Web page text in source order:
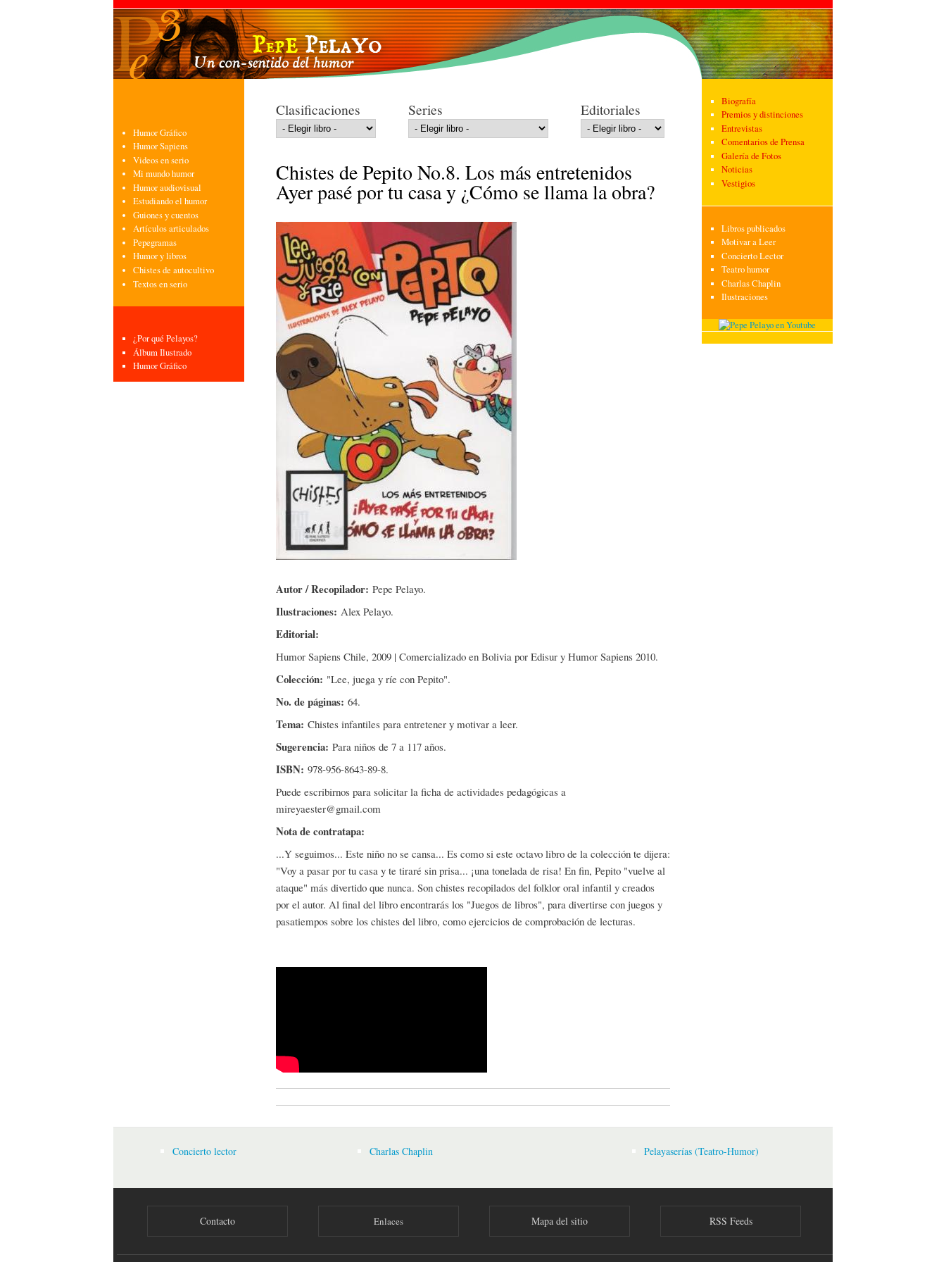
Pasar al
contenido
principal
Humor Gráfico
Humor Sapiens
Videos en serio
Mi mundo humor
Humor audiovisual
Estudiando el humor
Guiones y cuentos
Artículos articulados
Pepegramas
Humor y libros
Chistes de autocultivo
Textos en serio
¿Por qué Pelayos?
Álbum Ilustrado
Humor Gráfico
Clasificaciones Series Editoriales
Chistes de Pepito No.8. Los más entretenidos
Ayer pasé por tu casa y ¿Cómo se llama la obra?
Autor / Recopilador: Pepe Pelayo.
Ilustraciones: Alex Pelayo.
Editorial:
Humor Sapiens Chile, 2009 | Comercializado en Bolivia por Edisur y Humor Sapiens 2010.
Colección: "Lee, juega y ríe con Pepito".
No. de páginas: 64.
Tema: Chistes infantiles para entretener y motivar a leer.
Sugerencia: Para niños de 7 a 117 años.
ISBN: 978-956-8643-89-8.
Puede escribirnos para solicitar la ficha de actividades pedagógicas a
mireyaester@gmail.com
Nota de contratapa:
...Y seguimos... Este niño no se cansa... Es como si este octavo libro de la colección te dijera:
"Voy a pasar por tu casa y te tiraré sin prisa... ¡una tonelada de risa! En fin, Pepito "vuelve al
ataque" más divertido que nunca. Son chistes recopilados del folklor oral infantil y creados
por el autor. Al final del libro encontrarás los "Juegos de libros", para divertirse con juegos y
pasatiempos sobre los chistes del libro, como ejercicios de comprobación de lecturas.
Biografía
Premios y distinciones
Entrevistas
Comentarios de Prensa
Galería de Fotos
Noticias
Vestigios
Libros publicados
Motivar a Leer
Concierto Lector
Teatro humor
Charlas Chaplin
Ilustraciones
Concierto lector Charlas Chaplin Pelayaserías (Teatro-Humor)
Contacto Enlaces Mapa del sitio RSS Feeds